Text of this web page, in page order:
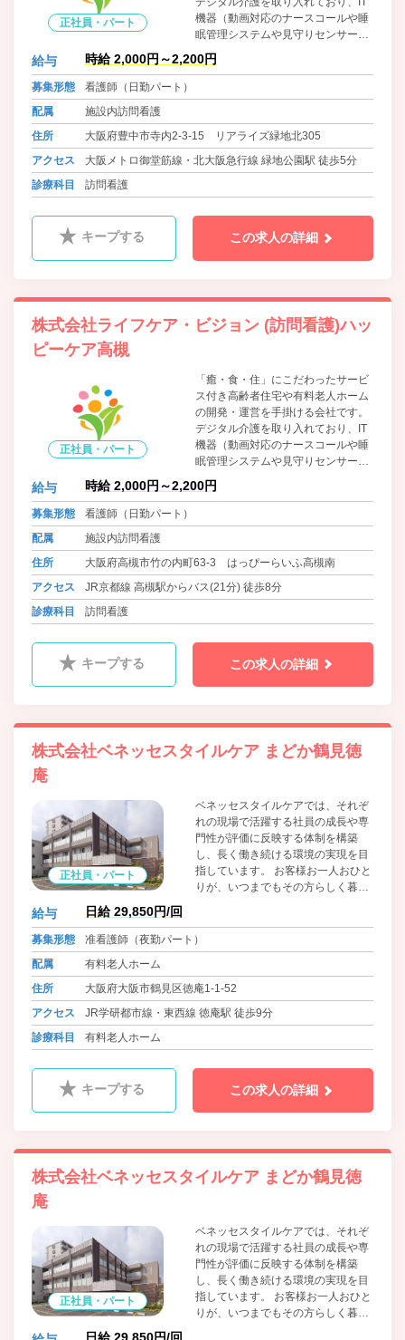
正社員・パート
機器（動画対応のナースコールや睡
眠管理システムや見守りセンサーな
ど）を導入する事で利用者様の安
心・安全な暮らしは勿論、業務負担
一人ひとりがいきいきと働く環境や
社内制度を完備。資格取得支援制度
や研修が充実しており、適正にあわ
せて個別研修なども現場で経験を積
導しますのでご安心ください。
給与 時給 2,000円～2,200円
募集形態
看護師（日勤パート）
配属
施設内訪問看護
住所
大阪府豊中市寺内2-3-15 リアライズ緑地北305
アクセス
大阪メトロ御堂筋線・北大阪急行線 緑地公園駅 徒歩5分
診療科目
訪問看護
キープする この求人の詳細
株式会社ライフケア・ビジョン (訪問看護)ハッ
ピーケア高槻
正社員・パート
「癒・食・住」にこだわったサービ
ス付き高齢者住宅や有料老人ホーム
の開発・運営を手掛ける会社です。
デジタル介護を取り入れており、IT
機器（動画対応のナースコールや睡
眠管理システムや見守りセンサーな
ど）を導入する事で利用者様の安
心・安全な暮らしは勿論、業務負担
一人ひとりがいきいきと働く環境や
社内制度を完備。資格取得支援制度
や研修が充実しており、適正にあわ
せて個別研修なども現場で経験を積
導しますのでご安心ください。
給与 時給 2,000円～2,200円
募集形態
看護師（日勤パート）
配属
施設内訪問看護
住所
大阪府高槻市竹の内町63-3 はっぴーらいふ高槻南
アクセス
JR京都線 高槻駅からバス(21分) 徒歩8分
診療科目
訪問看護
キープする この求人の詳細
株式会社ベネッセスタイルケア まどか鶴見徳
庵
正社員・パート
ベネッセスタイルケアでは、それぞ
れの現場で活躍する社員の成長や専
門性が評価に反映する体制を構築
し、長く働き続ける環境の実現を目
指しています。 お客様お一人おひと
りが、いつまでもその方らしく暮ら
会的地位の確立、ひいては日本の介
護・保育の質向上に貢献してまいり
給与 日給 29,850円/回
募集形態
准看護師（夜勤パート）
配属
有料老人ホーム
住所
大阪府大阪市鶴見区徳庵1-1-52
アクセス
JR学研都市線・東西線 徳庵駅 徒歩9分
診療科目
有料老人ホーム
キープする この求人の詳細
株式会社ベネッセスタイルケア まどか鶴見徳
庵
正社員・パート
ベネッセスタイルケアでは、それぞ
れの現場で活躍する社員の成長や専
門性が評価に反映する体制を構築
し、長く働き続ける環境の実現を目
指しています。 お客様お一人おひと
りが、いつまでもその方らしく暮ら